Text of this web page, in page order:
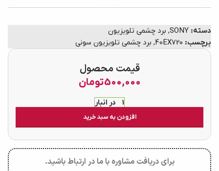
دسته: SONY
, برد چشمی تلویزیون
برچسب: 40EX720
, برد چشمی تلویزیون سونی
قیمت محصول
500,000تومان
1 در انبار
افزودن به سبد خرید
برای دریافت مشاوره با ما در ارتباط باشید.